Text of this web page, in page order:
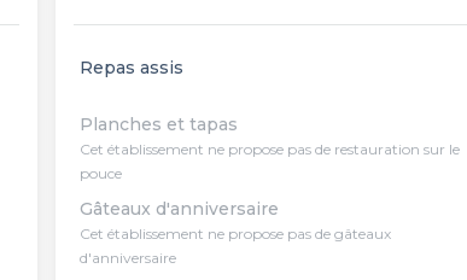
Repas assis
Planches et tapas
Cet établissement ne propose pas de restauration sur le
pouce
Gâteaux d'anniversaire
Cet établissement ne propose pas de gâteaux
d'anniversaire